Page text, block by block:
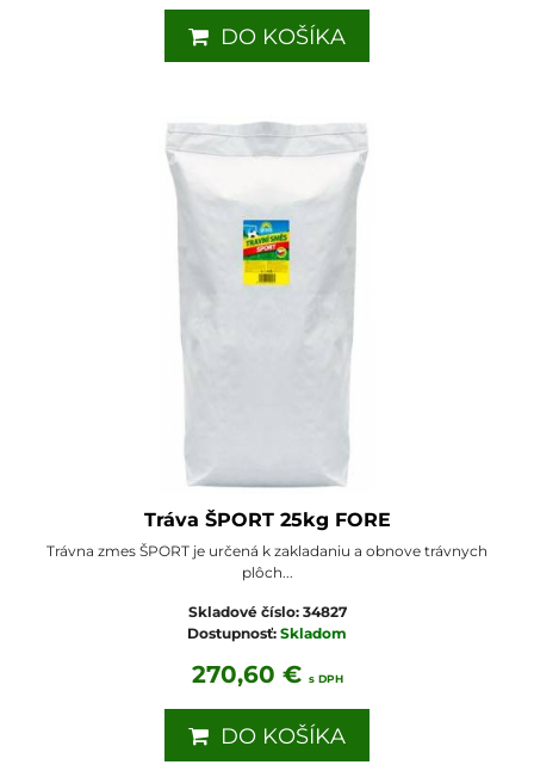
DO KOŠÍKA
Tráva ŠPORT 25kg FORE
Trávna zmes ŠPORT je určená k zakladaniu a obnove trávnych
plôch...
Skladové číslo: 34827
Dostupnosť: Skladom
270,60 € s DPH
DO KOŠÍKA